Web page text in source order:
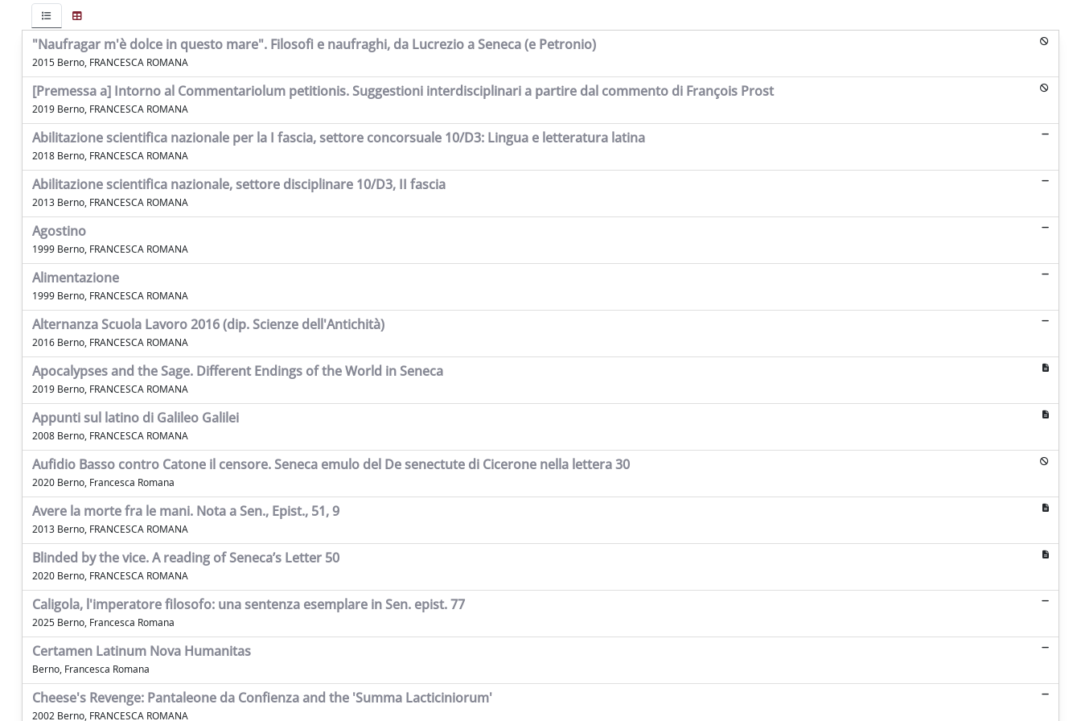
"Naufragar m'è dolce in questo mare". Filosofi e naufraghi, da Lucrezio a Seneca (e Petronio)
2015 Berno, FRANCESCA ROMANA
[Premessa a] Intorno al Commentariolum petitionis. Suggestioni interdisciplinari a partire dal commento di François Prost
2019 Berno, FRANCESCA ROMANA
Abilitazione scientifica nazionale per la I fascia, settore concorsuale 10/D3: Lingua e letteratura latina
2018 Berno, FRANCESCA ROMANA
Abilitazione scientifica nazionale, settore disciplinare 10/D3, II fascia
2013 Berno, FRANCESCA ROMANA
Agostino
1999 Berno, FRANCESCA ROMANA
Alimentazione
1999 Berno, FRANCESCA ROMANA
Alternanza Scuola Lavoro 2016 (dip. Scienze dell'Antichità)
2016 Berno, FRANCESCA ROMANA
Apocalypses and the Sage. Different Endings of the World in Seneca
2019 Berno, FRANCESCA ROMANA
Appunti sul latino di Galileo Galilei
2008 Berno, FRANCESCA ROMANA
Aufidio Basso contro Catone il censore. Seneca emulo del De senectute di Cicerone nella lettera 30
2020 Berno, Francesca Romana
Avere la morte fra le mani. Nota a Sen., Epist., 51, 9
2013 Berno, FRANCESCA ROMANA
Blinded by the vice. A reading of Seneca’s Letter 50
2020 Berno, FRANCESCA ROMANA
Caligola, l'imperatore filosofo: una sentenza esemplare in Sen. epist. 77
2025 Berno, Francesca Romana
Certamen Latinum Nova Humanitas
Berno, Francesca Romana
Cheese's Revenge: Pantaleone da Confienza and the 'Summa Lacticiniorum'
2002 Berno, FRANCESCA ROMANA